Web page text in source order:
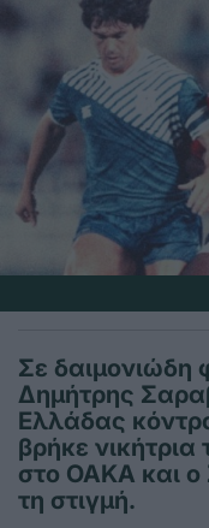
Σε δαιμονιώδη
Δημήτρης
Ελλάδας
βρήκε
στο ΟΑΚΑ και ο
τη στιγμή.